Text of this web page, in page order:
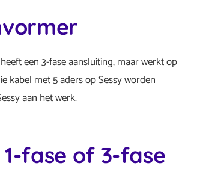
een 3-fase aansluiting, maar werkt op
kabel met 5 aders op Sessy worden
aan het werk.
1-fase of 3-fase